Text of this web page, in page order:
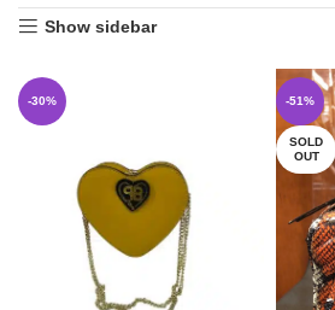
Show sidebar
-30% -51%
SOLD
OUT